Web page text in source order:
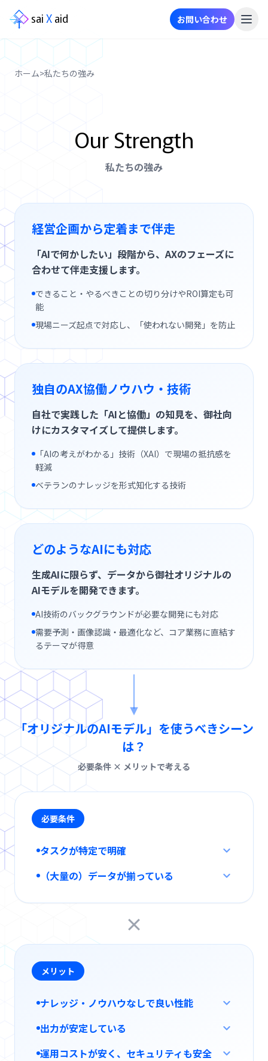
saiXaid お問い合わせ
ュ
ー
ュ
ー
ス
事
例
コ
ラ
み
私
た
に
い
て
用
お
い
合
ホーム>私たちの強み
Our Strength
私たちの強み
経営企画から定着まで伴走
「AIで何かしたい」段階から、AXのフェーズに
合わせて伴走支援します。
できること・やるべきことの切り分けやROI算定も可
能
現場ニーズ起点で対応し、「使われない開発」を防止
独自のAX協働ノウハウ・技術
自社で実践した「AIと協働」の知見を、御社向
けにカスタマイズして提供します。
「AIの考えがわかる」技術（XAI）で現場の抵抗感を
軽減
ベテランのナレッジを形式知化する技術
どのようなAIにも対応
生成AIに限らず、データから御社オリジナルの
AIモデルを開発できます。
AI技術のバックグラウンドが必要な開発にも対応
需要予測・画像認識・最適化など、コア業務に直結す
るテーマが得意
「オリジナルのAIモデル」を使うべきシーン
は？
必要条件 × メリットで考える
必要条件
タスクが特定で明確
（大量の）データが揃っている
×
メリット
ナレッジ・ノウハウなしで良い性能
出力が安定している
運用コストが安く、セキュリティも安全